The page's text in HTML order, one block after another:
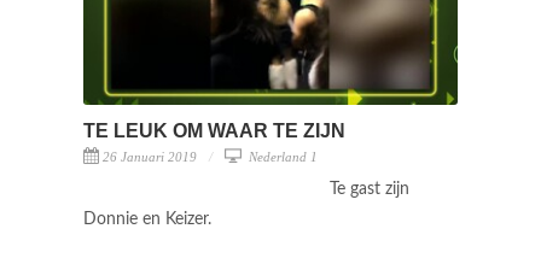
TE LEUK OM WAAR TE ZIJN
26 Januari 2019 Nederland 1
Te gast zijn
Donnie en Keizer.